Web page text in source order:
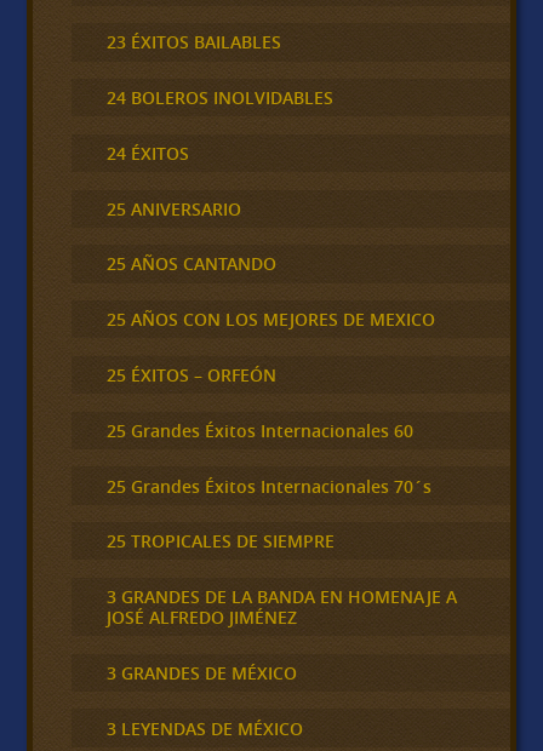
23 ÉXITOS BAILABLES
24 BOLEROS INOLVIDABLES
24 ÉXITOS
25 ANIVERSARIO
25 AÑOS CANTANDO
25 AÑOS CON LOS MEJORES DE MEXICO
25 ÉXITOS – ORFEÓN
25 Grandes Éxitos Internacionales 60
25 Grandes Éxitos Internacionales 70´s
25 TROPICALES DE SIEMPRE
3 GRANDES DE LA BANDA EN HOMENAJE A
JOSÉ ALFREDO JIMÉNEZ
3 GRANDES DE MÉXICO
3 LEYENDAS DE MÉXICO